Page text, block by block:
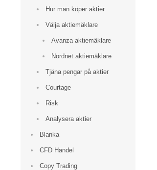
Hur man köper aktier
Välja aktiemäklare
Avanza aktiemäklare
Nordnet aktiemäklare
Tjäna pengar på aktier
Courtage
Risk
Analysera aktier
Blanka
CFD Handel
Copy Trading